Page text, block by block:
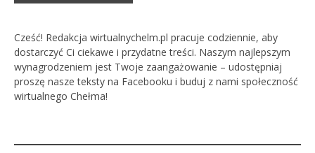
Cześć! Redakcja wirtualnychelm.pl pracuje codziennie, aby
dostarczyć Ci ciekawe i przydatne treści. Naszym najlepszym
wynagrodzeniem jest Twoje zaangażowanie – udostępniaj
proszę nasze teksty na Facebooku i buduj z nami społeczność
wirtualnego Chełma!